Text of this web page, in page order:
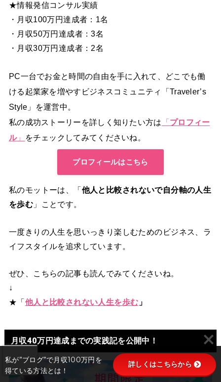
★情報発信コンサル実績
・月収100万円達成者：1名
・月収50万円達成者：3名
・月収30万円達成者：2名
PC一台でお金と時間の自由を手に入れて、どこでも働
ける起業家を増やすビジネスコミュニティ「Traveler’s
Style」を運営中。
私の成功ストーリーを詳しく知りたい方は 「プロフィー
ル」 をチェックしてみてくださいね。
プロフィールはこちら
私のモットーは、「他人と比較されないで自分軸の人生
を歩む 」ことです。
一度きりの人生を思いっきり楽しむためのビジネス、ラ
イフスタイルを追求しています。
ぜひ、こちらの記事も読んでみてくださいね。
↓
★「他人と比較されない人生を歩む 」
月収40万円達成までの実践記を公開中！
私が”ブログ”で月収100万円を
得ている方法とは！
詳しくはこちらから